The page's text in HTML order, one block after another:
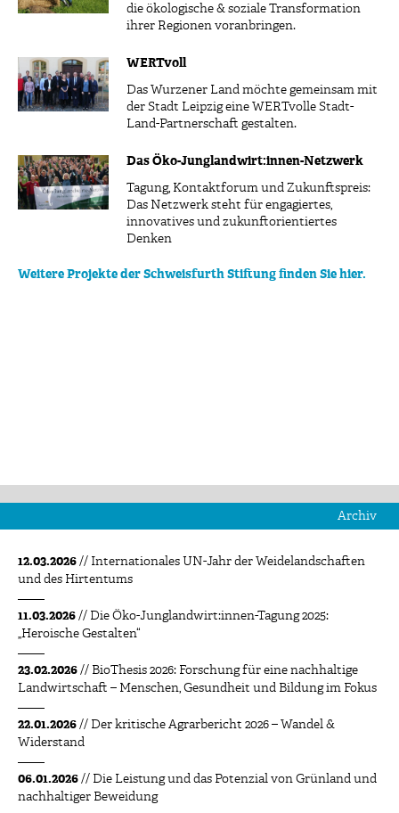
die ökologische & soziale Transformation
ihrer Regionen voranbringen.
WERTvoll
Das Wurzener Land möchte gemeinsam mit
der Stadt Leipzig eine WERTvolle Stadt-
Land-Partnerschaft gestalten.
Das Öko-Junglandwirt:innen-Netzwerk
Tagung, Kontaktforum und Zukunftspreis:
Das Netzwerk steht für engagiertes,
innovatives und zukunftorientiertes
Denken
Weitere Projekte der Schweisfurth Stiftung finden Sie hier.
Archiv
12.03.2026 // Internationales UN-Jahr der Weidelandschaften
und des Hirtentums
11.03.2026 // Die Öko-Junglandwirt:innen-Tagung 2025:
„Heroische Gestalten“
23.02.2026 // BioThesis 2026: Forschung für eine nachhaltige
Landwirtschaft – Menschen, Gesundheit und Bildung im Fokus
22.01.2026 // Der kritische Agrarbericht 2026 – Wandel &
Widerstand
06.01.2026 // Die Leistung und das Potenzial von Grünland und
nachhaltiger Beweidung